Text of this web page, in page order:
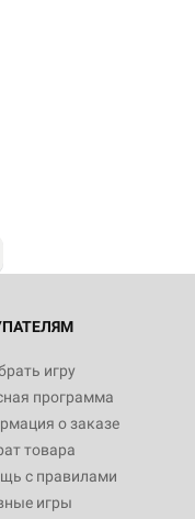
игру
программа
о заказе
товара
с правилами
игры